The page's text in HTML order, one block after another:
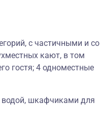
с частичными и со
кают, в том
гостя; 4 одноместные
водой, шкафчиками для